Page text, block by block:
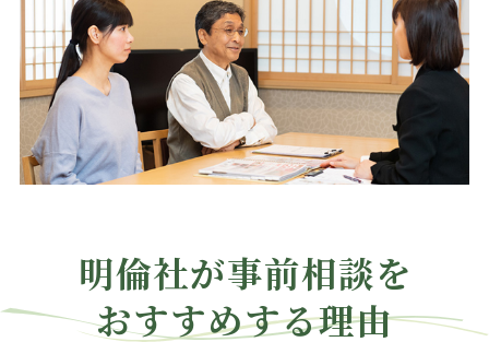
明倫社が事前相談を
おすすめする理由